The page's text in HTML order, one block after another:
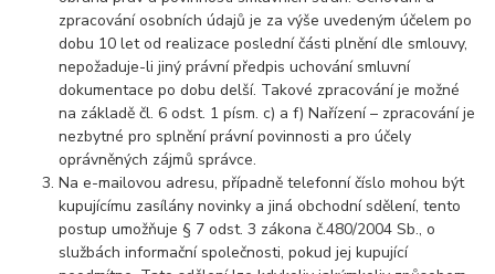
zpracování osobních údajů je za výše uvedeným účelem po
dobu 10 let od realizace poslední části plnění dle smlouvy,
nepožaduje-li jiný právní předpis uchování smluvní
dokumentace po dobu delší. Takové zpracování je možné
na základě čl. 6 odst. 1 písm. c) a f) Nařízení – zpracování je
nezbytné pro splnění právní povinnosti a pro účely
oprávněných zájmů správce.
Na e-mailovou adresu, případně telefonní číslo mohou být
kupujícímu zasílány novinky a jiná obchodní sdělení, tento
postup umožňuje § 7 odst. 3 zákona č.480/2004 Sb., o
službách informační společnosti, pokud jej kupující